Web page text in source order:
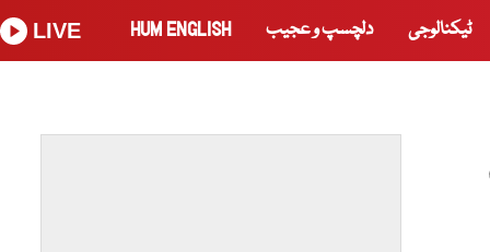
ٹیکنالوجی دلچسپ و عجیب HUM ENGLISH
LIVE